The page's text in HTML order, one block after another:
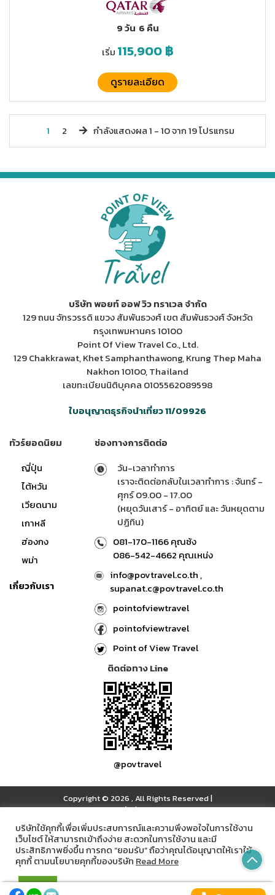
9 วัน 6 คืน
เริ่ม 115,900฿
ดูรายละเอียด
1 2 กำลังแสดงผล1 -10จาก19โปรแกรม
บริษัทใช้คุกกี้เพื่อเพิ่มประสบการณ์และความพึงพอใจในการใช้งาน
เว็บไซต์ ให้สามารถเข้าถึงง่าย สะดวกในการใช้งาน และมี
ประสิทธิภาพยิ่งขึ้น การกด “ยอมรับ” ถือว่าคุณได้อนุญาตให้เราใช้
คุกกี้ ตามนโยบายคุกกี้ของบริษัท Read More
ยอมรับ
บริษัท พอยท์ ออฟ วิว ทราเวล จำกัด
129 ถนน จักรวรรดิ แขวง สัมพันธวงศ์ เขต สัมพันธวงศ์ จังหวัด
กรุงเทพมหานคร 10100
Point Of View Travel Co., Ltd.
129 Chakkrawat, Khet Samphanthawong, Krung Thep Maha
Nakhon 10100, Thailand
เลขทะเบียนนิติบุคคล 0105562089598
ใบอนุญาตธุรกิจนำเที่ยว 11/09926
ทัวร์ยอดนิยม
ญี่ปุ่น
ไต้หวัน
เวียดนาม
เกาหลี
ฮ่องกง
พม่า
เกี่ยวกับเรา
ช่องทางการติดต่อ
วัน-เวลาทำการ
เราจะติดต่อกลับในเวลาทำการ : จันทร์ -
ศุกร์ 09.00 - 17.00
(หยุดวันเสาร์ - อาทิตย์ และ วันหยุดตาม
ปฏิทิน)
081-170-1166 คุณซ้ง
086-542-4662 คุณเหน่ง
info@povtravel.co.th ,
supanat.c@povtravel.co.th
pointofviewtravel
pointofviewtravel
Point of View Travel
ติดต่อทาง Line
@povtravel
Copyright © 2026 , All Rights Reserved|
เข้าสู่ระบบ
Powered by